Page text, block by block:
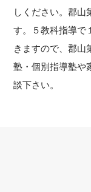
しください。郡山
す。５教科指導で
きますので、郡山
塾・個別指導塾や
談下さい。